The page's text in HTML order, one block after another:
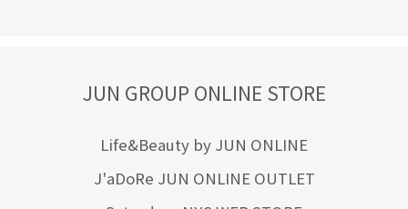
JUN GROUP ONLINE STORE
Life&Beauty by JUN ONLINE
J'aDoRe JUN ONLINE OUTLET